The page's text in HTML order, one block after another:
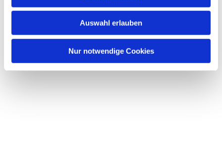
Auswahl erlauben
Nur notwendige Cookies